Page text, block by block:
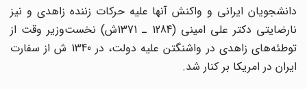
دانشجویان ایرانی و واکنش آنها علیه حرکات زننده زاهدی و نیز
نارضایتی دکتر علی امینی (1284 ـ 1371ش) نخست‌وزیر وقت از
توطئه‌های زاهدی در واشنگتن علیه دولت، در 1340 ش از سفارت
ایران در امریکا بر کنار شد.